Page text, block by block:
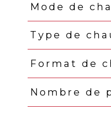
Mode de
Type de
Format de
Nombre de